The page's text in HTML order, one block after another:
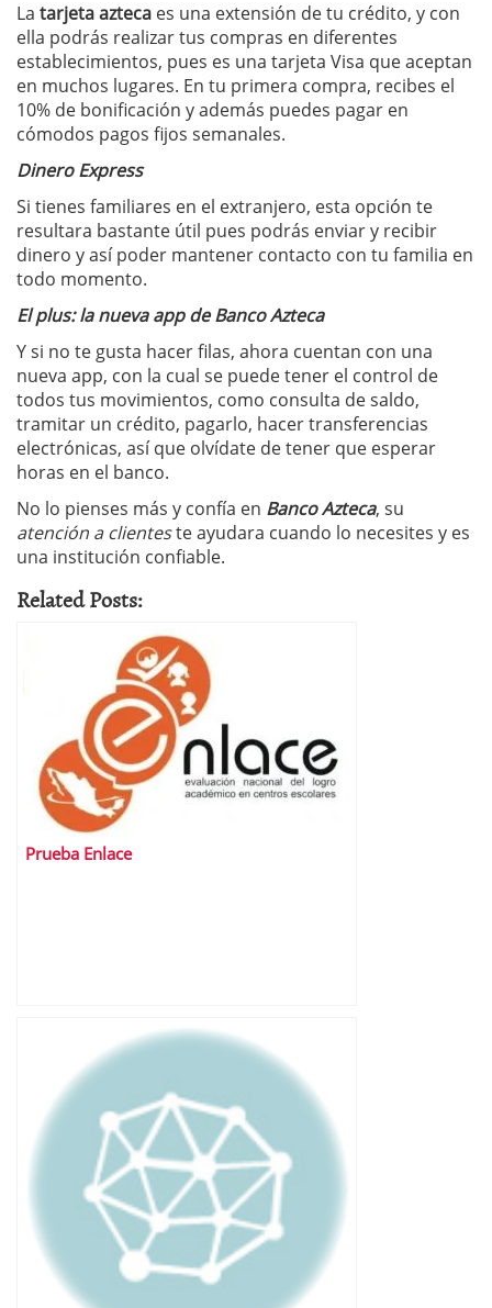
La tarjeta azteca es una extensión de tu crédito, y con
ella podrás realizar tus compras en diferentes
establecimientos, pues es una tarjeta Visa que aceptan
en muchos lugares. En tu primera compra, recibes el
10% de bonificación y además puedes pagar en
cómodos pagos fijos semanales.
Dinero Express
Si tienes familiares en el extranjero, esta opción te
resultara bastante útil pues podrás enviar y recibir
dinero y así poder mantener contacto con tu familia en
todo momento.
El plus: la nueva app de Banco Azteca
Y si no te gusta hacer filas, ahora cuentan con una
nueva app, con la cual se puede tener el control de
todos tus movimientos, como consulta de saldo,
tramitar un crédito, pagarlo, hacer transferencias
electrónicas, así que olvídate de tener que esperar
horas en el banco.
No lo pienses más y confía en Banco Azteca, su
atención a clienteste ayudara cuando lo necesites y es
una institución confiable.
Related Posts:
Prueba Enlace